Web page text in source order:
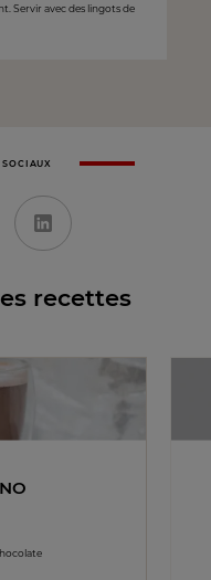
Servir avec des lingots de
recettes